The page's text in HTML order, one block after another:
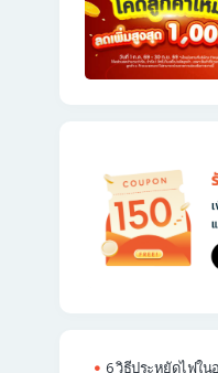
6 วิธีประหยัดไฟใ